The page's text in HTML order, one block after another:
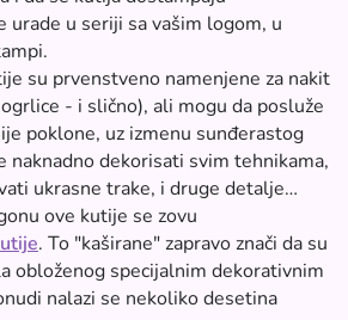
urade u seriji sa vašim logom, u
su prvenstveno namenjene za nakit
- i slično), ali mogu da posluže
poklone, uz izmenu sunđerastog
naknadno dekorisati svim tehnikama,
ukrasne trake, i druge detalje…
ove kutije se zovu
. To "kaširane" zapravo znači da su
obloženog specijalnim dekorativnim
nalazi se nekoliko desetina